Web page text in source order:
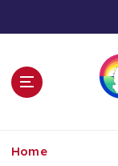
Home